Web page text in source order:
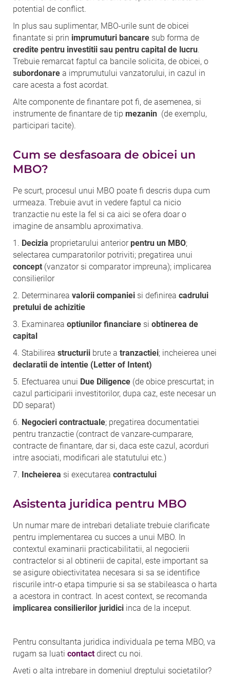
potential de conflict.
In plus sau suplimentar, MBO-urile sunt de obicei
finantate si prin imprumuturi bancare sub forma de
credite pentru investitii sau pentru capital de lucru.
Trebuie remarcat faptul ca bancile solicita, de obicei, o
subordonare a imprumutului vanzatorului, in cazul in
care acesta a fost acordat.
Alte componente de finantare pot fi, de asemenea, si
instrumente de finantare de tip mezanin (de exemplu,
participari tacite).
Cum se desfasoara de obicei un
MBO?
Pe scurt, procesul unui MBO poate fi descris dupa cum
urmeaza. Trebuie avut in vedere faptul ca nicio
tranzactie nu este la fel si ca aici se ofera doar o
imagine de ansamblu aproximativa.
1. Decizia proprietarului anteriorpentru un MBO;
selectarea cumparatorilor potriviti; pregatirea unui
concept (vanzator si comparator impreuna); implicarea
consilierilor
2. Determinarea valorii companiei si definirea cadrului
pretului de achizitie
3. Examinarea optiunilor financiare si obtinerea de
capital
4. Stabilirea structurii brute a tranzactiei; incheierea unei
declaratii de intentie (Letter of Intent)
5. Efectuarea unui Due Diligence (de obice prescurtat; in
cazul participarii investitorilor, dupa caz, este necesar un
DD separat)
6. Negocieri contractuale; pregatirea documentatiei
pentru tranzactie (contract de vanzare-cumparare,
contracte de finantare, dar si, daca este cazul, acorduri
intre asociati, modificari ale statutului etc.)
7. Incheierea si executarea contractului
Asistenta juridica pentru MBO
Un numar mare de intrebari detaliate trebuie clarificate
pentru implementarea cu succes a unui MBO. In
contextul examinarii practicabilitatii, al negocierii
contractelor si al obtinerii de capital, este important sa
se asigure obiectivitatea necesara si sa se identifice
riscurile intr-o etapa timpurie si sa se stabileasca o harta
a acestora in contract. In acest context, se recomanda
implicarea consilierilor juridici inca de la inceput.
Pentru consultanta juridica individuala pe tema MBO, va
rugam sa luati contactdirect cu noi.
Aveti o alta intrebare in domeniul dreptului societatilor?